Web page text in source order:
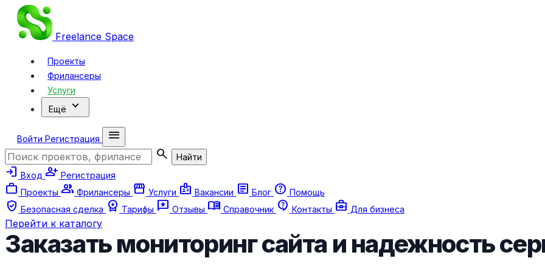
Freelance Space
Проекты
Фрилансеры
Услуги
Ещё expand_more
Войти Регистрация
menu
search
Найти
login Вход person_add Регистрация
work Проекты group Фрилансеры storefront Услуги badge Вакансии article Блог help Помощь
verified_user Безопасная сделка workspace_premium Тарифы reviews Отзывы menu_book Справочник contact_support Контакты business_center Для бизнеса
Перейти к каталогу
Заказать мониторинг сайта и надежность